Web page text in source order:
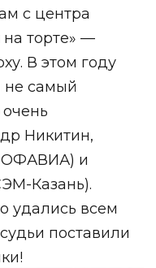
с центра
торте» —
В этом году
не самый
Никитин,
и
Казань).
удались всем
поставили